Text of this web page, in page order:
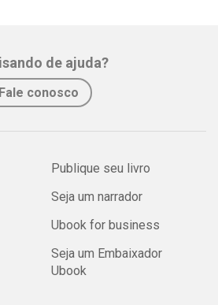
de ajuda?
Fale conosco
Publique seu livro
Seja um narrador
Ubook for business
Seja um Embaixador
Ubook